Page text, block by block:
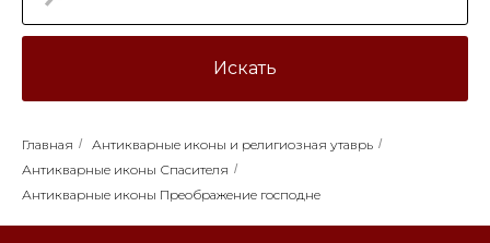
Искать
Главная / Антикварные иконы и религиозная утаврь /
Антикварные иконы Спасителя /
Антикварные иконы Преображение господне